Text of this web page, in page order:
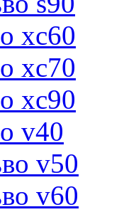
xc60
xc70
xc90
v40
v50
v60